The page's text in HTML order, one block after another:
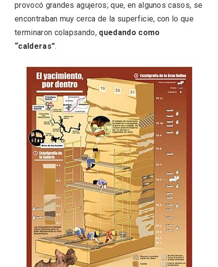
provocó grandes agujeros; que, en algunos casos, se
encontraban muy cerca de la superficie, con lo que
terminaron colapsando, quedando como
“calderas”.
Disfrutar de la Semana Santa en Rueda
en 2026